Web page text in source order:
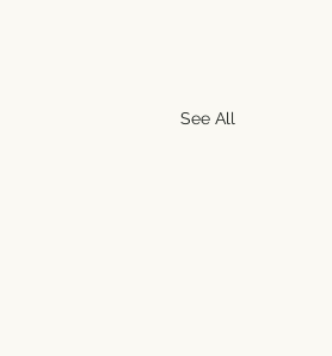
See All